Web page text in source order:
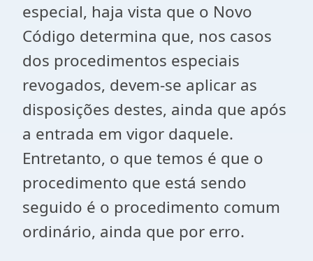
especial, haja vista que o Novo
Código determina que, nos casos
dos procedimentos especiais
revogados, devem-se aplicar as
disposições destes, ainda que após
a entrada em vigor daquele.
Entretanto, o que temos é que o
procedimento que está sendo
seguido é o procedimento comum
ordinário, ainda que por erro.